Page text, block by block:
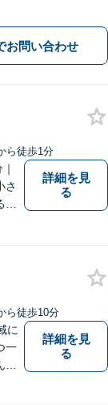
故・相続問題も実
応】【土浦駅より
お問い合わせ
ら徒歩1分
さ
詳細を見
る
ら徒歩10分
に
一
詳細を見
る